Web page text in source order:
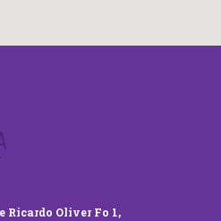
Ricardo Oliver Fo 1,